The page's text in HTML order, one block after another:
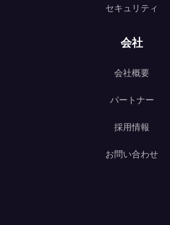
セキュリティ
会社
会社概要
パートナー
採用情報
お問い合わせ